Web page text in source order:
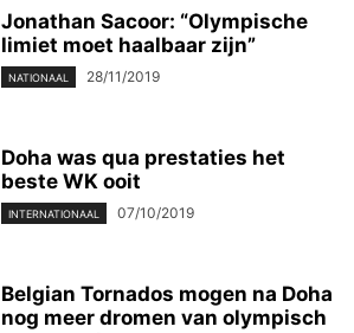
Jonathan Sacoor: “Olympische
limiet moet haalbaar zijn”
NATIONAAL 28/11/2019
Doha was qua prestaties het
beste WK ooit
INTERNATIONAAL 07/10/2019
Belgian Tornados mogen na Doha
nog meer dromen van olympisch